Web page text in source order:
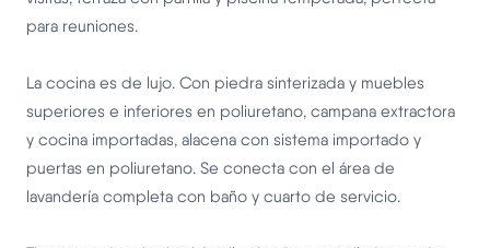
para reuniones.
La cocina es de lujo. Con piedra sinterizada y muebles
superiores e inferiores en poliuretano, campana extractora
y cocina importadas, alacena con sistema importado y
puertas en poliuretano. Se conecta con el área de
lavandería completa con baño y cuarto de servicio.